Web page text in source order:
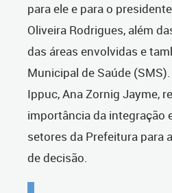
para ele e para o
Oliveira Rodrigues, além
das áreas envolvidas e
Municipal de Saúde
Ippuc, Ana Zornig Jayme,
importância da integração
setores da Prefeitura para
de decisão.